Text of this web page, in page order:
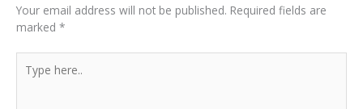
Your email address will not be published. Required fields are
marked *
here..